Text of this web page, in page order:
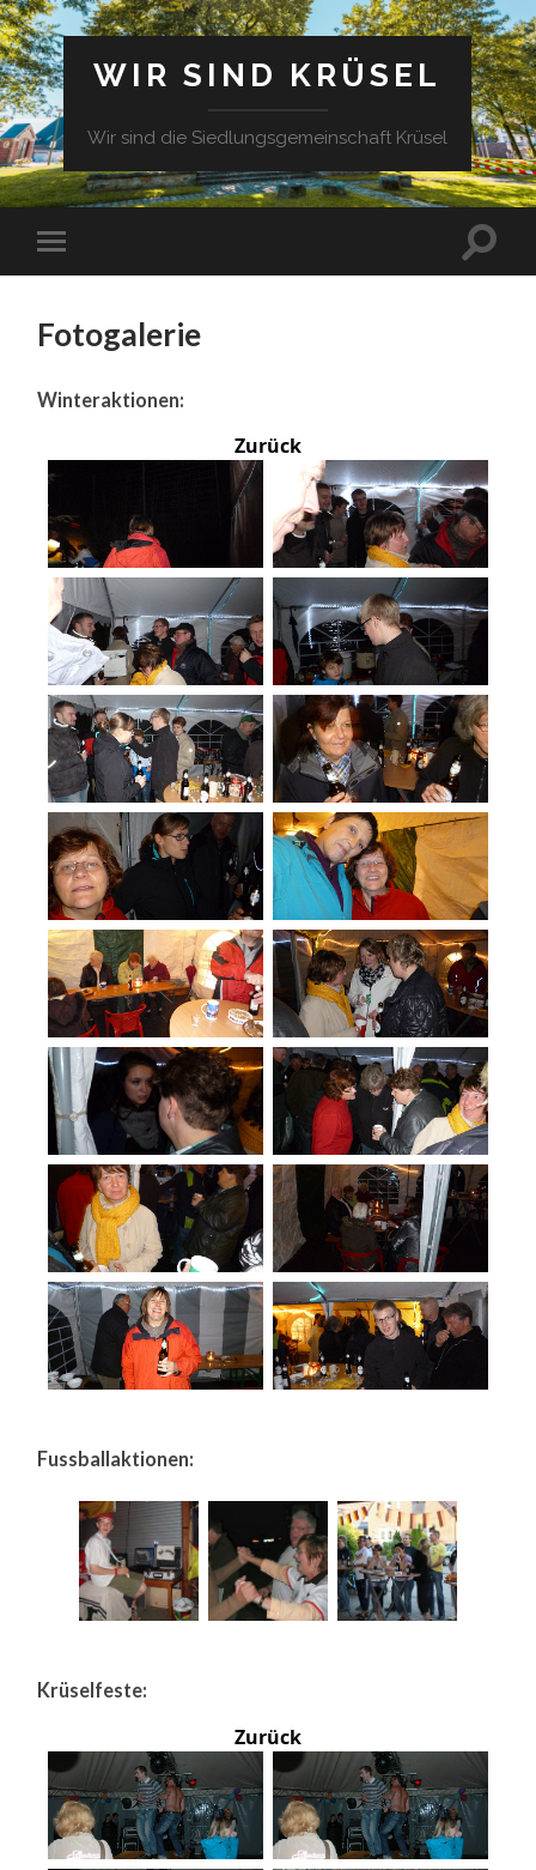
WIR SIND KRÜSEL
Wir sind die Siedlungsgemeinschaft Krüsel
Fotogalerie
Winteraktionen:
Zurück
Fussballaktionen:
Krüselfeste:
Zurück